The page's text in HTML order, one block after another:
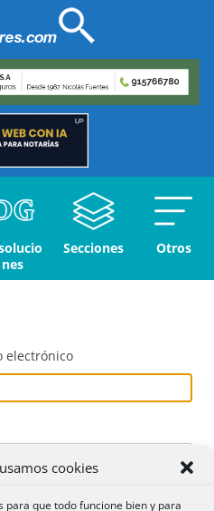
cookies
para que todo funcione bien y para
nes
Secciones Otros
electrónico